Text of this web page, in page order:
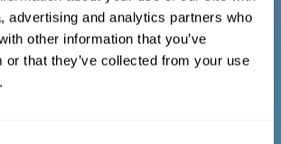
advertising and analytics partners who
other information that you’ve
or that they’ve collected from your use
أسئلة كلّ مجال للحياة اليومية للأطفال والمراهقين.